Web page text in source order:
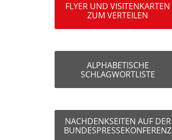
FLYER UND VISITENKARTEN
ZUM VERTEILEN
ALPHABETISCHE
SCHLAGWORTLISTE
NACHDENKSEITEN AUF DER
BUNDESPRESSEKONFERENZ